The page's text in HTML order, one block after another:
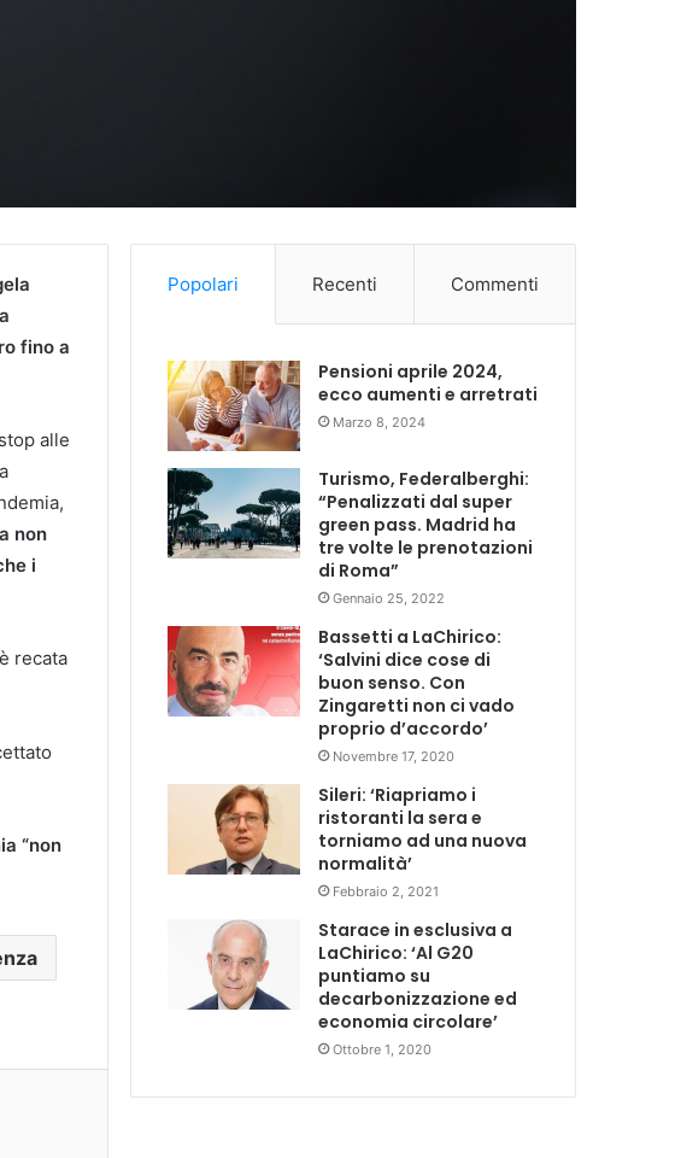
fino a
alle
non
i
recata
“non
Popolari Recenti Commenti
Pensioni aprile 2024,
ecco aumenti e arretrati
Marzo 8, 2024
Turismo, Federalberghi:
“Penalizzati dal super
green pass. Madrid ha
tre volte le prenotazioni
di Roma”
Gennaio 25, 2022
Bassetti a LaChirico:
‘Salvini dice cose di
buon senso. Con
Zingaretti non ci vado
proprio d’accordo’
Novembre 17, 2020
Sileri: ‘Riapriamo i
ristoranti la sera e
torniamo ad una nuova
normalità’
Febbraio 2, 2021
Starace in esclusiva a
LaChirico: ‘Al G20
puntiamo su
decarbonizzazione ed
economia circolare’
Ottobre 1, 2020